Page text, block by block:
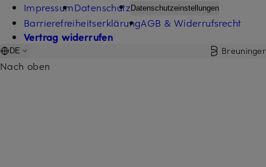
ImpressumDatenschutz Datenschutzeinstellungen
BarrierefreiheitserklärungAGB & Widerrufsrecht
Vertrag widerrufen
DE Breuninger
Nach oben